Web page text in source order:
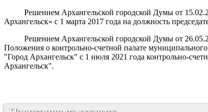
Решением Архангельской городской Думы от
Архангельск» с 1 марта 2017 года на должность
Решением Архангельской городской Думы от
Положения о контрольно-счетной палате
"Город Архангельск" с 1 июля 2021 года контрольно-
Архангельск".